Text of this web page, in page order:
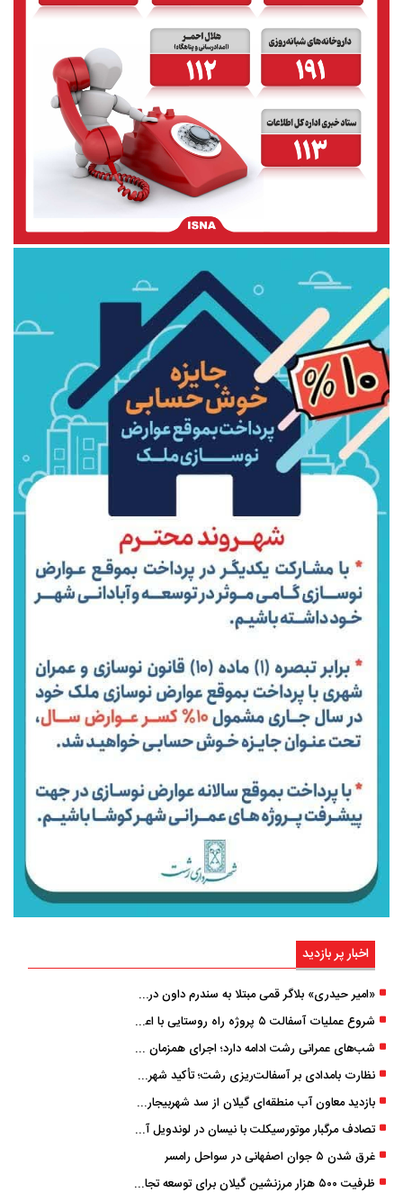
اخبار پر بازدید
«امیر حیدری» بلاگر قمی مبتلا به سندرم داون درگذشت
شروع عملیات آسفالت ۵ پروژه راه ‌روستایی با اعتبار ۳۷۰ میلیاردی در گیلان
شب‌های عمرانی رشت ادامه دارد؛ اجرای همزمان آسفالت‌ریزی در پنج منطقه شهری
نظارت بامدادی بر آسفالت‌ریزی رشت؛ تأکید شهردار و بازرس کل بر کیفیت اجرای پروژه‌ها
بازدید معاون آب منطقه‌ای گیلان از سد شهربیجار برای تداوم تأمین آب شرب استان
تصادف مرگبار موتورسیکلت با نیسان در لوندویل آستارا/ انتقال مصدوم با اورژانس هوایی به رشت
غرق شدن ۵ جوان اصفهانی در سواحل رامسر
ظرفیت ۵۰۰ هزار مرزنشین گیلان برای توسعه تجارت فعال می‌شود